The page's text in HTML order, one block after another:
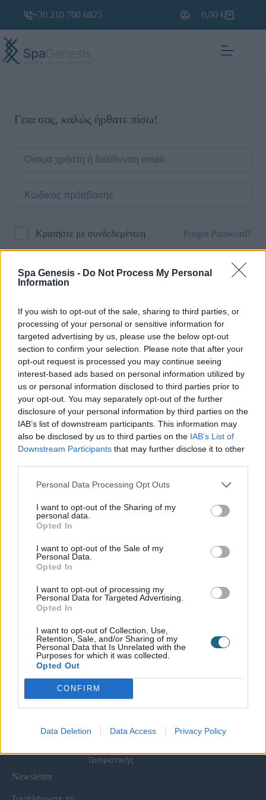
Spa Genesis - Do Not Process My Personal
Information
If you wish to opt-out of the sale, sharing to third parties, or
processing of your personal or sensitive information for
targeted advertising by us, please use the below opt-out
section to confirm your selection. Please note that after your
opt-out request is processed you may continue seeing
interest-based ads based on personal information utilized by
us or personal information disclosed to third parties prior to
your opt-out. You may separately opt-out of the further
disclosure of your personal information by third parties on the
IAB’s list of downstream participants. This information may
also be disclosed by us to third parties on the IAB’s List of
Downstream Participants that may further disclose it to other
Personal Data Processing Opt Outs
I want to opt-out of the Sharing of my
personal data.
Opted In
I want to opt-out of the Sale of my
Personal Data.
Opted In
I want to opt-out of processing my
Personal Data for Targeted Advertising.
Opted In
I want to opt-out of Collection, Use,
Retention, Sale, and/or Sharing of my
Personal Data that Is Unrelated with the
Purposes for which it was collected.
Opted Out
CONFIRM
Data Deletion Data Access Privacy Policy
+30 210 700 6825 0,00€
Γεια σας, καλώς ήρθατε πίσω!
Κρατήστε με συνδεδεμένο/η Forgot Password?
Σύνδεση
Δεν έχετε λογαριασμό;Εγγραφείτε Τώρα
+30 210 700 6825
+30 694 9855145
info@spagenesis.gr
Ωράριο Λειτουργίας
Δευ - Παρ: 09:00 - 18:00
Σάββατο: 10:00 - 19:00
Χρήσιμες Σελίδες
Καριέρα
Τα Νέα μας
Απορρήτου
Όροι Χρήσης Eshop
Συχνές Ερωτήσεις
Τρόποι Πληρωμής &
Spa Marketing &
Προσωπικού
Digital Marketing
Wellness Real Estate
Ανακαίνιση Spa
Εξοπλισμός
Γραφιστικής
Εξειδικευμένα
Σεμινάρια
Σεμινάρια
Αισθητικής
Σεμινάρια Μασάζ
Σεμινάρια
Newsletter